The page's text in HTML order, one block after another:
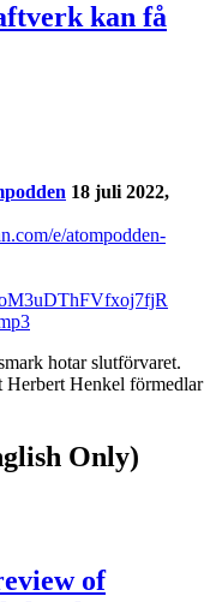
kan få
18 juli 2022,
e/atompodden-
hotar slutförvaret.
Herbert Henkel förmedlar
Only)
of